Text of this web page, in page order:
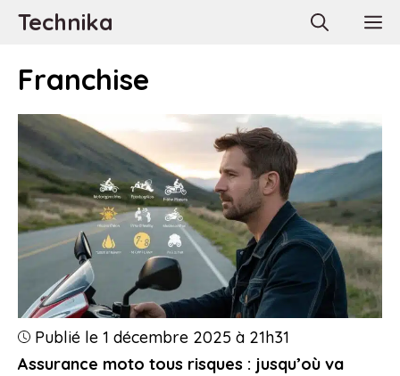
AllerTechnika
Franchise
Assurance moto tous risques : jusqu’où va
Publié le 1 décembre 2025 à 21h31